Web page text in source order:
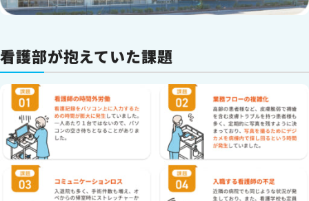
看護部が抱えていた課題